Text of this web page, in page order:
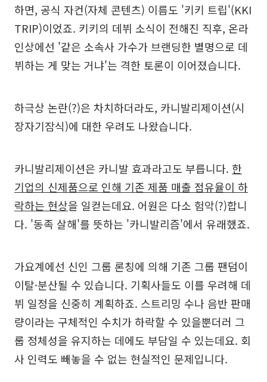
하면, 공식 자컨(자체 콘텐츠) 이름도 '키키 트립'(KKI
TRIP)이었죠. 키키의 데뷔 소식이 전해진 직후, 온라
인상에선 '같은 소속사 가수가 브랜딩한 별명으로 데
뷔하는 게 맞는 거냐'는 격한 토론이 이어졌습니다.
하극상 논란(?)은 차치하더라도, 카니발리제이션(시
장자기잠식)에 대한 우려도 나왔습니다.
카니발리제이션은 카니발 효과라고도 부릅니다. 한
기업의 신제품으로 인해 기존 제품 매출 점유율이 하
락하는 현상을 일컫는데요. 어원은 다소 험악(?)합니
다. '동족 살해'를 뜻하는 '카니발리즘'에서 유래했죠.
가요계에선 신인 그룹 론칭에 의해 기존 그룹 팬덤이
이탈·분산될 수 있습니다. 기획사들도 이를 우려해 데
뷔 일정을 신중히 계획하죠. 스트리밍 수나 음반 판매
량이라는 구체적인 수치가 하락할 수 있을뿐더러 그
룹 정체성을 유지하는 데에도 부담일 수 있는데요. 회
사 인력도 빼놓을 수 없는 현실적인 문제입니다.